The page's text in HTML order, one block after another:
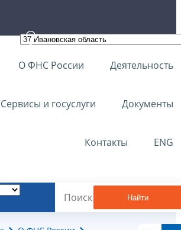
О ФНС России Деятельность
Сервисы и госуслуги Документы
Контакты ENG
Найти